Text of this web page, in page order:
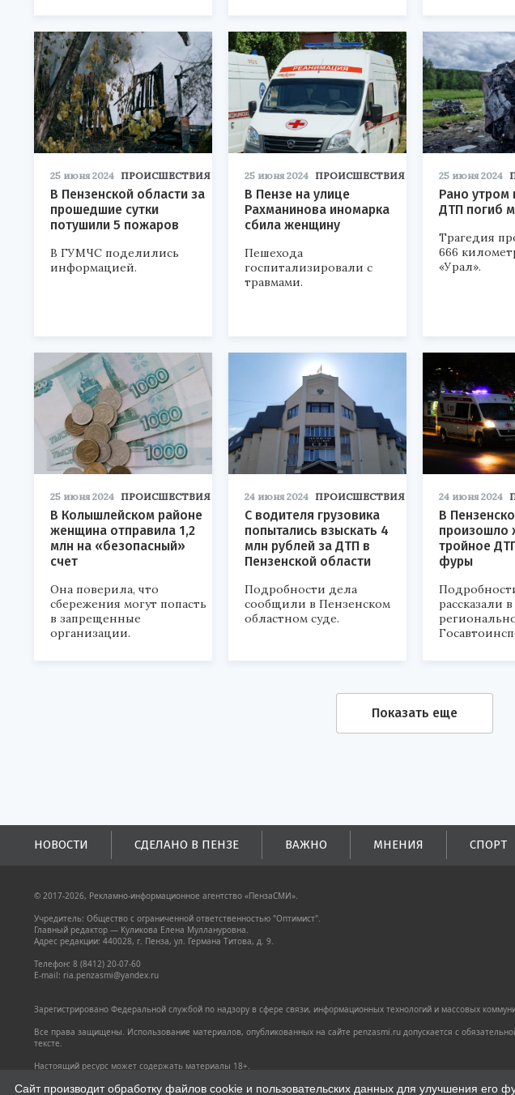
25 июня 2024 ПРОИСШЕСТВИЯ
В Пензенской области за
прошедшие сутки
потушили 5 пожаров
В ГУМЧС поделились
информацией.
25 июня 2024 ПРОИСШЕСТВИЯ
В Пензе на улице
Рахманинова иномарка
сбила женщину
Пешехода
госпитализировали с
травмами.
25 июня 2024
Рано утром
ДТП погиб
Трагедия
666
«Урал».
25 июня 2024 ПРОИСШЕСТВИЯ
В Колышлейском районе
женщина отправила 1,2
млн на «безопасный»
счет
Она поверила, что
сбережения могут попасть
в запрещенные
организации.
24 июня 2024 ПРОИСШЕСТВИЯ
С водителя грузовика
попытались взыскать 4
млн рублей за ДТП в
Пензенской области
Подробности дела
сообщили в Пензенском
областном суде.
24 июня 2024
В
произошло
тройное
фуры
рассказали в
Показать еще
НОВОСТИ СДЕЛАНО В ПЕНЗЕ ВАЖНО МНЕНИЯ СПОРТ
© 2017-2026, Рекламно-информационное агентство «ПензаСМИ».
Учредитель: Общество с ограниченной ответственностью "Оптимист".
Главный редактор — Куликова Елена Муллануровна.
Адрес редакции: 440028, г. Пенза, ул. Германа Титова, д. 9.
Телефон: 8 (8412) 20-07-60
E-mail: ria.penzasmi@yandex.ru
Зарегистрировано Федеральной службой по надзору в сфере связи, информационных технологий и массовых
Все права защищены. Использование материалов, опубликованных на сайте penzasmi.ru допускается с
тексте.
Настоящий ресурс может содержать материалы 18+.
Сайт производит обработку файлов cookie и пользовательских данных для улучшения его